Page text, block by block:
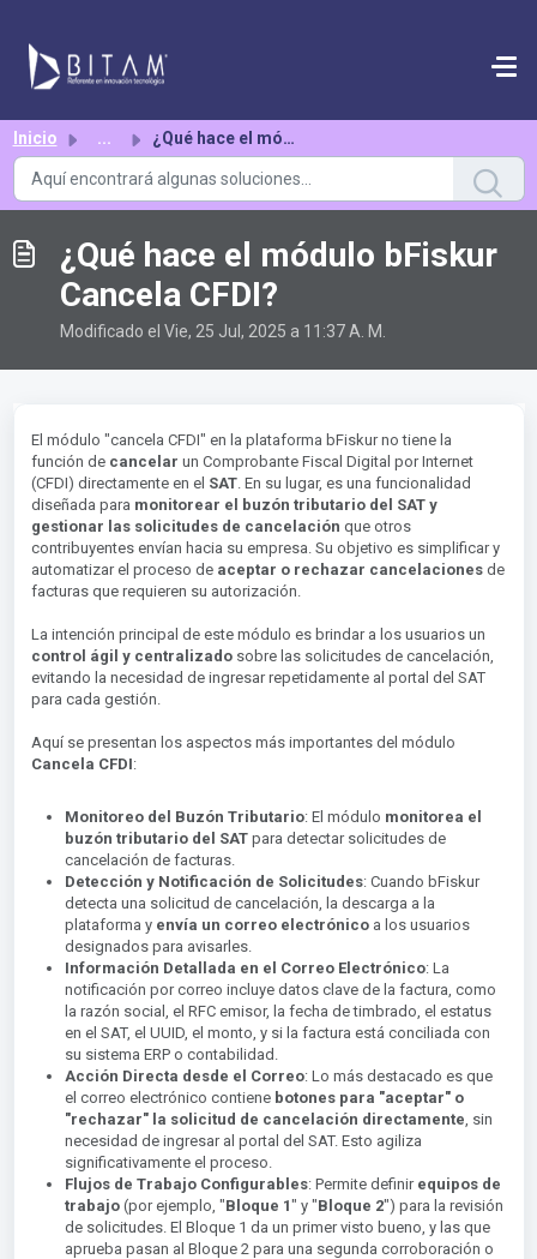
Inicio ... ¿Qué hace el módulo bFiskur Cancela CFDI?
¿Qué hace el módulo bFiskur
Cancela CFDI?
Modificado el Vie, 25 Jul, 2025 a 11:37 A. M.
El módulo "cancela CFDI" en la plataforma bFiskur no tiene la
función de cancelar un Comprobante Fiscal Digital por Internet
(CFDI) directamente en el SAT. En su lugar, es una funcionalidad
diseñada para monitorear el buzón tributario del SAT y
gestionar las solicitudes de cancelación que otros
contribuyentes envían hacia su empresa. Su objetivo es simplificar y
automatizar el proceso de aceptar o rechazar cancelacionesde
facturas que requieren su autorización.
La intención principal de este módulo es brindar a los usuarios un
control ágil y centralizadosobre las solicitudes de cancelación,
evitando la necesidad de ingresar repetidamente al portal del SAT
para cada gestión.
Aquí se presentan los aspectos más importantes del módulo
Cancela CFDI:
Monitoreo del Buzón Tributario: El módulo monitorea el
buzón tributario del SATpara detectar solicitudes de
cancelación de facturas.
Detección y Notificación de Solicitudes: Cuando bFiskur
detecta una solicitud de cancelación, la descarga a la
plataforma y envía un correo electrónicoa los usuarios
designados para avisarles.
Información Detallada en el Correo Electrónico: La
notificación por correo incluye datos clave de la factura, como
la razón social, el RFC emisor, la fecha de timbrado, el estatus
en el SAT, el UUID, el monto, y si la factura está conciliada con
su sistema ERP o contabilidad.
Acción Directa desde el Correo: Lo más destacado es que
el correo electrónico contiene botones para "aceptar" o
"rechazar" la solicitud de cancelación directamente , sin
necesidad de ingresar al portal del SAT. Esto agiliza
significativamente el proceso.
Flujos de Trabajo Configurables: Permite definir equipos de
trabajo(por ejemplo, "Bloque 1" y "Bloque 2") para la revisión
de solicitudes. El Bloque 1 da un primer visto bueno, y las que
aprueba pasan al Bloque 2 para una segunda corroboración o